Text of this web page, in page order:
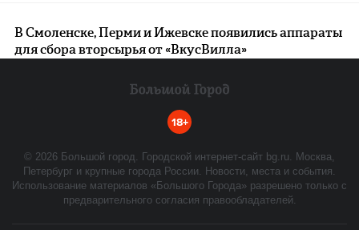
В Смоленске, Перми и Ижевске появились аппараты
для сбора вторсырья от «ВкусВилла»
18+
© 2026 Большой город. Городской интернет-сайт bg.ru. Москва,
Петербург и крупные города России. Новости, места и события.
Использование материалов «Большого Города» разрешено только с
предварительного согласия правообладателей.